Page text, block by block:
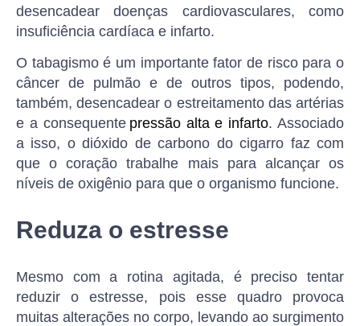
desencadear doenças cardiovasculares, como
insuficiência cardíaca e infarto.
O tabagismo é um importante fator de risco para o
câncer de pulmão e de outros tipos, podendo,
também, desencadear o estreitamento das artérias
e a consequente pressão alta e infarto. Associado
a isso, o dióxido de carbono do cigarro faz com
que o coração trabalhe mais para alcançar os
níveis de oxigênio para que o organismo funcione.
Reduza o estresse
Mesmo com a rotina agitada, é preciso tentar
reduzir o estresse, pois esse quadro provoca
muitas alterações no corpo, levando ao surgimento